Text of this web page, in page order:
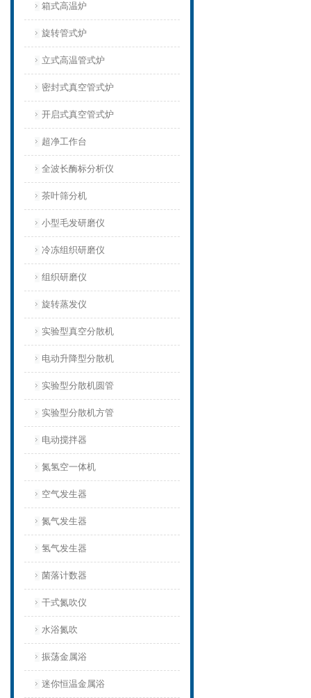
箱式高温炉
旋转管式炉
立式高温管式炉
密封式真空管式炉
开启式真空管式炉
超净工作台
全波长酶标分析仪
茶叶筛分机
小型毛发研磨仪
冷冻组织研磨仪
组织研磨仪
旋转蒸发仪
实验型真空分散机
电动升降型分散机
实验型分散机圆管
实验型分散机方管
电动搅拌器
氮氢空一体机
空气发生器
氮气发生器
氢气发生器
菌落计数器
干式氮吹仪
水浴氮吹
振荡金属浴
迷你恒温金属浴